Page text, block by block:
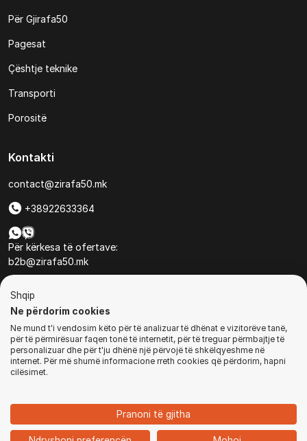
MË NJOFTO
Për Gjirafa50
Pagesat
Çështje teknike
Transporti
Porositë
Kontakti
contact@zirafa50.mk
+38922633364
Për kërkesa të ofertave:
b2b@zirafa50.mk
© Të gjitha të drejtat e rezervuara
Shqip
Ne përdorim cookies
Ne mund t'i vendosim këto për të analizuar të dhënat e vizitorëve tanë,
për të përmirësuar faqen tonë të internetit, për të treguar përmbajtje të
personalizuar dhe për t'ju dhënë një përvojë të shkëlqyeshme në
internet. Për më shumë informacione rreth cookies që përdorim, hapni
cilësimet.
Pranoni të gjitha